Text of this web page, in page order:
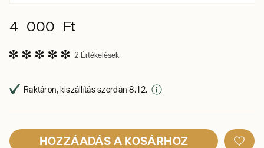
4 000 Ft
2 Értékelések
Raktáron, kiszállítás szerdán 8. 12.
HOZZÁADÁS A KOSÁRHOZ